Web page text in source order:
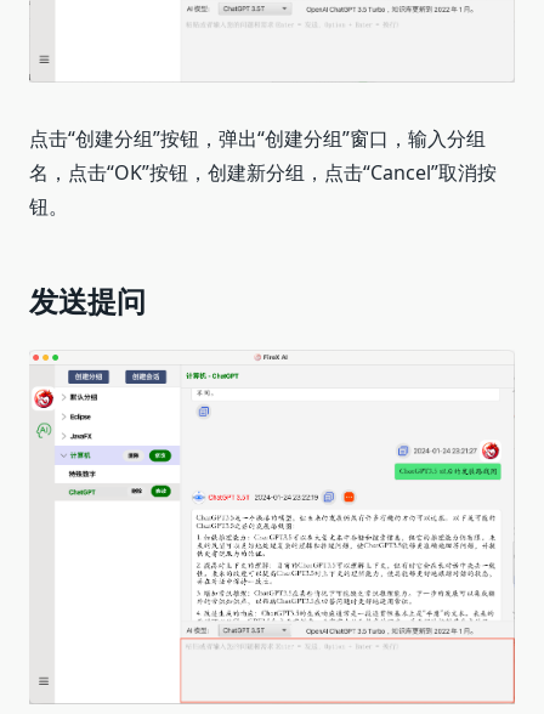
点击“创建分组”按钮，弹出“创建分组”窗口，输入分组
名，点击“OK”按钮，创建新分组，点击“Cancel”取消按
钮。
发送提问